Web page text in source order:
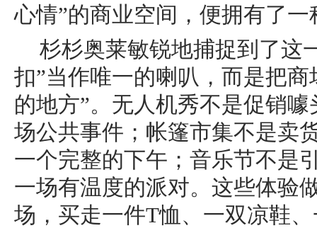
心情”的商业空间，便拥有了
杉杉奥莱敏锐地捕捉到了这
扣”当作唯一的喇叭，而是把
的地方”。无人机秀不是促销
场公共事件；帐篷市集不是卖
一个完整的下午；音乐节不是
一场有温度的派对。这些体验
场，买走一件T恤、一双凉鞋